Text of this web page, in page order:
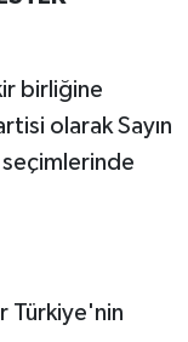
birliğine
olarak Sayın
seçimlerinde
Türkiye'nin